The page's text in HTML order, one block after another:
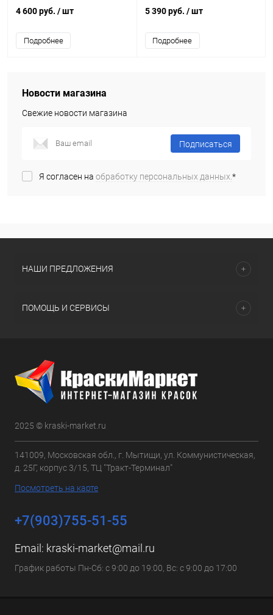
4 600 руб. / шт
Подробнее
5 390 руб. / шт
Подробнее
Новости магазина
Свежие новости магазина
Подписаться
Я согласен на обработку персональных данных.*
НАШИ ПРЕДЛОЖЕНИЯ
ПОМОЩЬ И СЕРВИСЫ
2025 © kraski-market.ru
141009, Московская обл., г. Мытищи, ул. Коммунистическая,
д. 25Г, корпус 3/15, ТЦ "Тракт-Терминал"
Посмотреть на карте
+7(903)755-51-55
Email: kraski-market@mail.ru
График работы Пн-Сб: с 9:00 до 19:00, Вс: с 9:00 до 17:00